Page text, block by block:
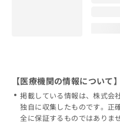
【医療機関の情報について】
掲載している情報は、株式会
独自に収集したものです。正
全に保証するものではありませ